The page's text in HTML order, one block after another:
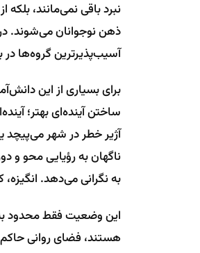
نبرد باقی نمی‌مانند،
ذهن نوجوانان می‌شوند.
آسیب‌پذیرترین گروه‌ها
برای بسیاری از این
ساختن آینده‌ای بهتر؛
آژیر خطر در شهر می‌پیچد
ناگهان به رؤیایی محو و
به نگرانی می‌دهد.
این وضعیت فقط محدود
هستند، فضای روانی حاکم